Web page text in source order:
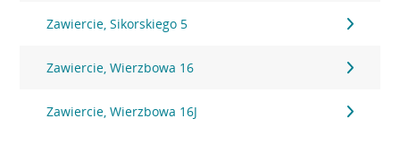
Zawiercie, Sikorskiego 5
Zawiercie, Wierzbowa 16
Zawiercie, Wierzbowa 16J